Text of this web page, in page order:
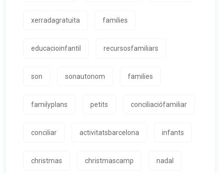
xerradagratuita families
educacioinfantil recursosfamiliars
son sonautonom families
familyplans petits conciliaciófamiliar
conciliar activitatsbarcelona infants
christmas christmascamp nadal